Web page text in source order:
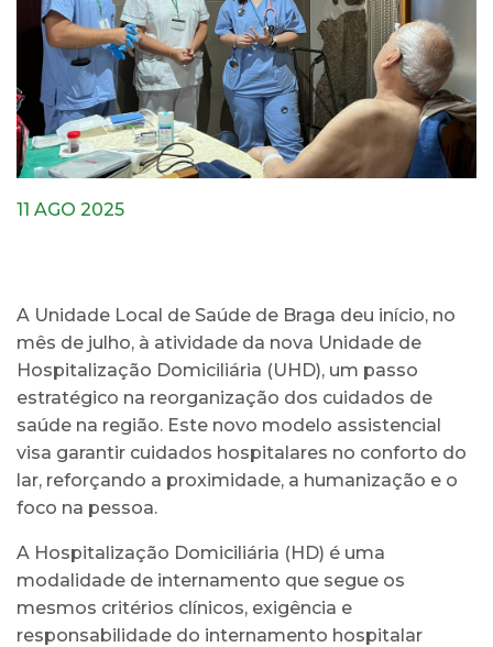
11 AGO 2025
A Unidade Local de Saúde de Braga deu início, no
mês de julho, à atividade da nova Unidade de
Hospitalização Domiciliária (UHD), um passo
estratégico na reorganização dos cuidados de
saúde na região. Este novo modelo assistencial
visa garantir cuidados hospitalares no conforto do
lar, reforçando a proximidade, a humanização e o
foco na pessoa.
A Hospitalização Domiciliária (HD) é uma
modalidade de internamento que segue os
mesmos critérios clínicos, exigência e
responsabilidade do internamento hospitalar